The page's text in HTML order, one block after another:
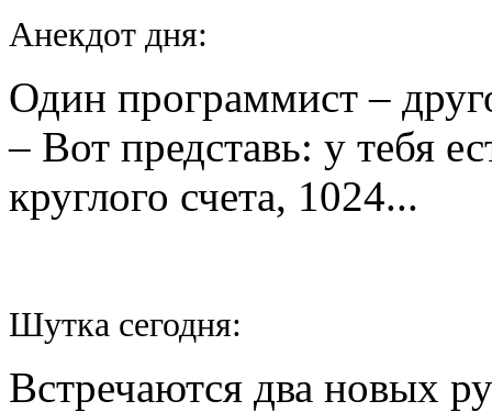
Анекдот дня:
Один программист –
– Вот представь: у тебя
круглого счета, 1024...
Шутка сегодня:
Встречаются два новых